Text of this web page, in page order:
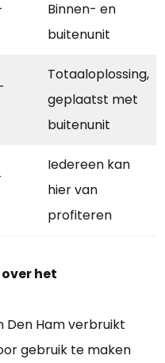
Binnen- en
buitenunit
Totaaloplossing,
geplaatst met
buitenunit
Iedereen kan
hier van
profiteren
het
Den Ham verbruikt
gebruik te maken